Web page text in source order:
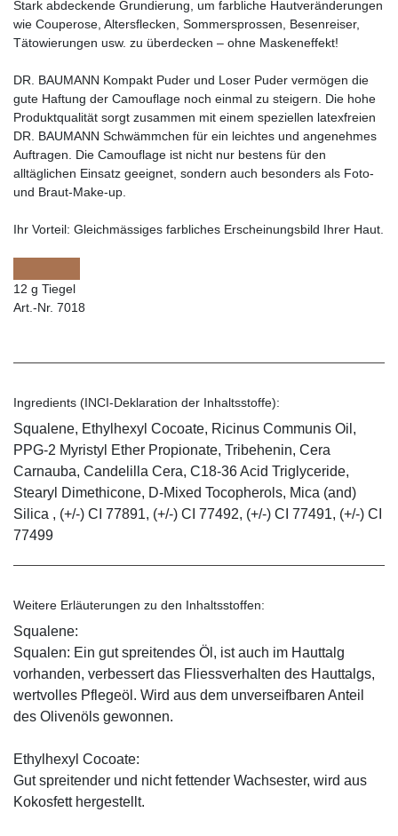
Stark abdeckende Grundierung, um farbliche Hautveränderungen
wie Couperose, Altersflecken, Sommersprossen, Besenreiser,
Tätowierungen usw. zu überdecken – ohne Maskeneffekt!
DR. BAUMANN Kompakt Puder und Loser Puder vermögen die
gute Haftung der Camouflage noch einmal zu steigern. Die hohe
Produktqualität sorgt zusammen mit einem speziellen latexfreien
DR. BAUMANN Schwämmchen für ein leichtes und angenehmes
Auftragen. Die Camouflage ist nicht nur bestens für den
alltäglichen Einsatz geeignet, sondern auch besonders als Foto-
und Braut-Make-up.
Ihr Vorteil: Gleichmässiges farbliches Erscheinungsbild Ihrer Haut.
12 g Tiegel
Art.-Nr. 7018
Ingredients (INCI-Deklaration der Inhaltsstoffe):
Squalene, Ethylhexyl Cocoate, Ricinus Communis Oil,
PPG-2 Myristyl Ether Propionate, Tribehenin, Cera
Carnauba, Candelilla Cera, C18-36 Acid Triglyceride,
Stearyl Dimethicone, D-Mixed Tocopherols, Mica (and)
Silica , (+/-) CI 77891, (+/-) CI 77492, (+/-) CI 77491, (+/-) CI
77499
Weitere Erläuterungen zu den Inhaltsstoffen:
Squalene:
Squalen: Ein gut spreitendes Öl, ist auch im Hauttalg
vorhanden, verbessert das Fliessverhalten des Hauttalgs,
wertvolles Pflegeöl. Wird aus dem unverseifbaren Anteil
des Olivenöls gewonnen.
Ethylhexyl Cocoate:
Gut spreitender und nicht fettender Wachsester, wird aus
Kokosfett hergestellt.